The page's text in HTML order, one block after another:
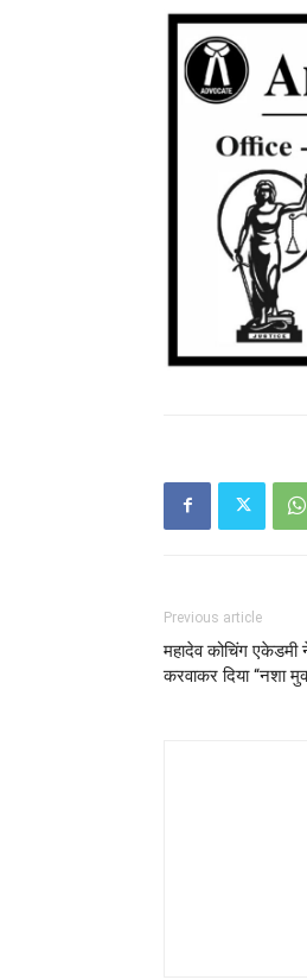
Previous article
महादेव कोचिंग एकेडमी
करवाकर दिया “नशा